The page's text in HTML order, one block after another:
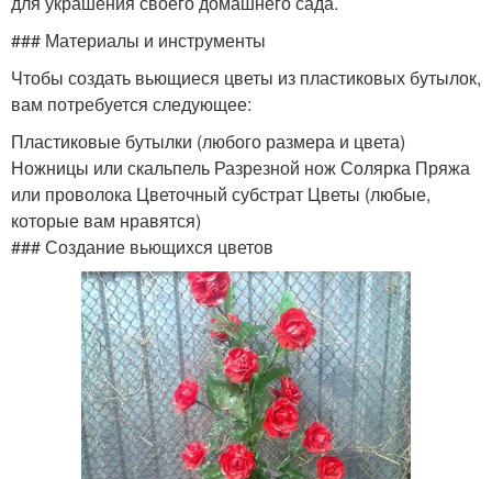
### Материалы и инструменты
Чтобы создать вьющиеся цветы из пластиковых бутылок,
вам потребуется следующее:
Пластиковые бутылки (любого размера и цвета)
Ножницы или скальпель Разрезной нож Солярка Пряжа
или проволока Цветочный субстрат Цветы (любые,
которые вам нравятся)
### Создание вьющихся цветов